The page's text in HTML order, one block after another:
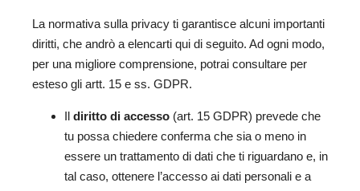
La normativa sulla privacy ti garantisce alcuni importanti
diritti, che andrò a elencarti qui di seguito. Ad ogni modo,
per una migliore comprensione, potrai consultare per
esteso gli artt. 15 e ss. GDPR.
Il diritto di accesso (art. 15 GDPR) prevede che
tu possa chiedere conferma che sia o meno in
essere un trattamento di dati che ti riguardano e, in
tal caso, ottenere l’accesso ai dati personali e a